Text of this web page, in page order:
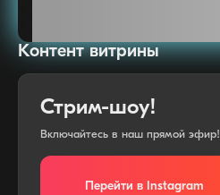
Контент витрины
Стрим-шоу!
Включайтесь в наш прямой эфир!
Перейти в Instagram